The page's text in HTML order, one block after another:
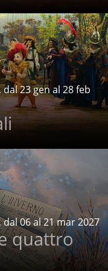
23 gen al 28 feb
dal 06 al 21 mar 2027
quattro